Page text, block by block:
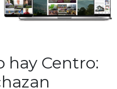
hay Centro: